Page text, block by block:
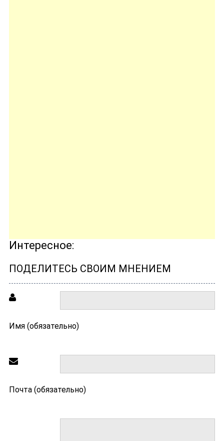
Интересное:
ПОДЕЛИТЕСЬ СВОИМ МНЕНИЕМ
Имя (обязательно)
Почта (обязательно)